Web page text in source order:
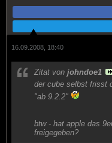
16.09.2008, 18:40
Zitat von johndoe1
der cube selbst frisst
"ab 9.2.2"
btw - hat apple das
freigegeben?